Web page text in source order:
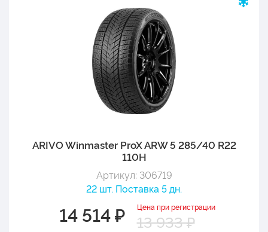
ARIVO Winmaster ProX ARW 5 285/40 R22
110H
Артикул: 306719
22 шт. Поставка 5 дн.
14 514 ₽ Цена при регистрации
13 933 ₽